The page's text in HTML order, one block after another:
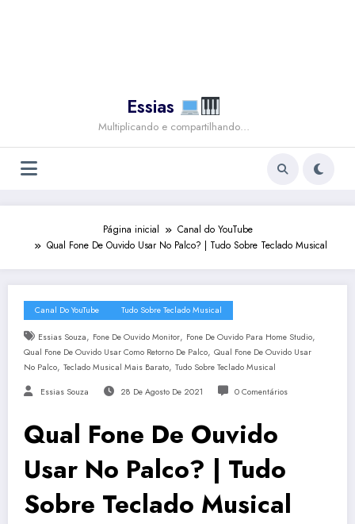
Essias
Multiplicando e compartilhando…
Página inicial
Canal do YouTube
Qual Fone De Ouvido Usar No Palco? | Tudo Sobre Teclado Musical
Canal Do YouTube Tudo Sobre Teclado Musical
Essias Souza, Fone De Ouvido Monitor, Fone De Ouvido Para Home Studio,
Qual Fone De Ouvido Usar Como Retorno De Palco, Qual Fone De Ouvido Usar
No Palco, Teclado Musical Mais Barato, Tudo Sobre Teclado Musical
Essias Souza 28 De Agosto De 2021 0 Comentários
Qual Fone De Ouvido
Usar No Palco? | Tudo
Sobre Teclado Musical